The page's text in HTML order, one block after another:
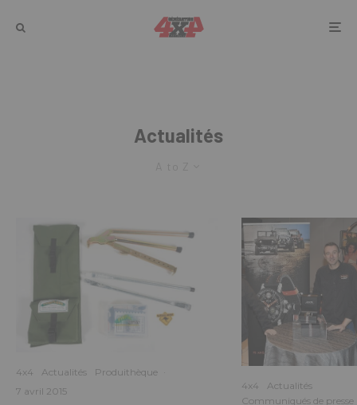
Actualités
4x4 Actualités Produithèque
7 avril 2015
4x4
Actualités
Communiqués de presse